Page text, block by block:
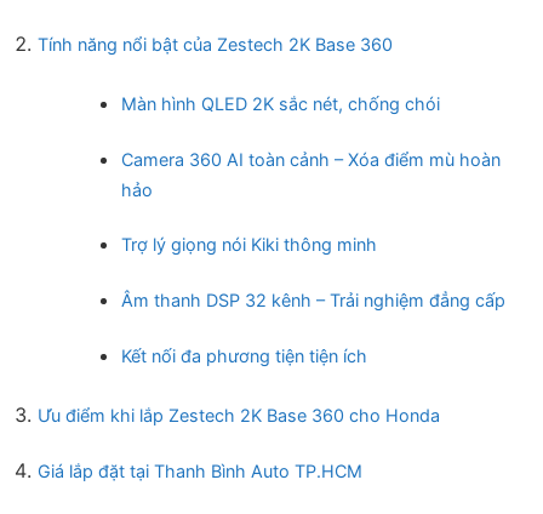
Tính năng nổi bật của Zestech 2K Base 360
Màn hình QLED 2K sắc nét, chống chói
Camera 360 AI toàn cảnh – Xóa điểm mù hoàn
hảo
Trợ lý giọng nói Kiki thông minh
Âm thanh DSP 32 kênh – Trải nghiệm đẳng cấp
Kết nối đa phương tiện tiện ích
Ưu điểm khi lắp Zestech 2K Base 360 cho Honda
Giá lắp đặt tại Thanh Bình Auto TP.HCM